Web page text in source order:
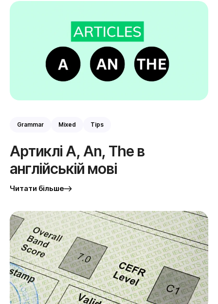
Grammar Mixed Tips
Артиклі A, An, The в
англійській мові
Читати більше